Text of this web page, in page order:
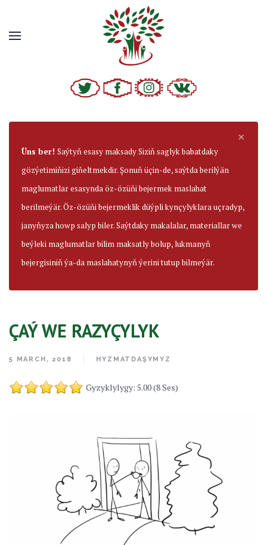
×
Üns ber! Saýtyň esasy maksady Siziň saglyk babatdaky
gözýetimiňizi giňeltmekdir. Şonuň üçin-de, saýtda berilýän
maglumatlar esasynda öz-özüňi bejermek maslahat
berilmeýär. Öz-özüňi bejermeklik düýpli kynçylyklara uçradyp,
janyňyza howp salyp biler. Saýtdaky makalalar, materiallar we
beýleki maglumatlar bilim maksatly bolup, lukmanyň
bejergisiniň ýa-da maslahatynyň ýerini tutup bilmeýär.
ÇAÝ WE RAZYÇYLYK
5 MARCH, 2018 HYZMATDAŞYMYZ
Gyzyklylygy: 5.00 (8 Ses)